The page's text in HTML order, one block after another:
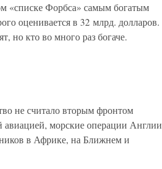
«списке Форбса» самым богатым
оценивается в 32 млрд. долларов.
но кто во много раз богаче.
не считало вторым фронтом
морские операции Англии
в Африке, на Ближнем и